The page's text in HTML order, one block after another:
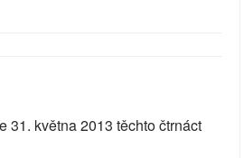
31. května 2013 těchto čtrnáct